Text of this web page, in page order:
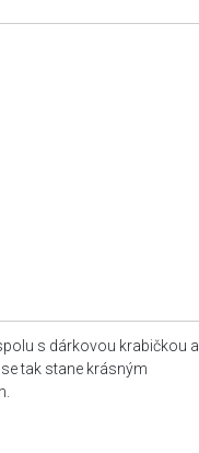
s dárkovou krabičkou a
tak stane krásným